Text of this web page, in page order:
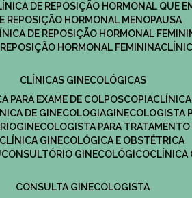
DE REPOSIÇÃO HORMONAL QUE
REPOSIÇÃO HORMONAL MENOPAUSA
DE REPOSIÇÃO HORMONAL
REPOSIÇÃO HORMONAL FEMININA
CLÍNICAS GINECOLÓGICAS
PARA EXAME DE COLPOSCOPIA
DE GINECOLOGIA
GINECOLOGISTA PARA
CLÍNICA GINECOLÓGICA E OBSTÉTRICA
CONSULTÓRIO GINECOLÓGICO
CONSULTA GINECOLOGISTA